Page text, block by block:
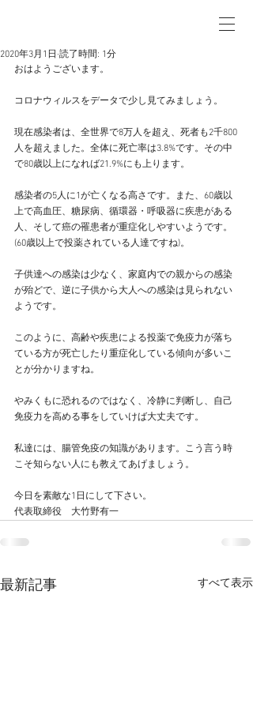
2020年3月1日 読了時間: 1分
おはようございます。
コロナウィルスをデータで少し見てみましょう。
現在感染者は、全世界で8万人を超え、死者も2千800
人を超えました。全体に死亡率は3.8%です。その中
で80歳以上になれば21.9%にも上ります。
感染者の5人に1が亡くなる高さです。また、60歳以
上で高血圧、糖尿病、循環器・呼吸器に疾患がある
人、そして癌の罹患者が重症化しやすいようです。
(60歳以上で投薬されている人達ですね)。
子供達への感染は少なく、家庭内での親からの感染
が殆どで、逆に子供から大人への感染は見られない
ようです。
このように、高齢や疾患による投薬で免疫力が落ち
ている方が死亡したり重症化している傾向が多いこ
とが分かりますね。
やみくもに恐れるのではなく、冷静に判断し、自己
免疫力を高める事をしていけば大丈夫です。
私達には、腸管免疫の知識があります。こう言う時
こそ知らない人にも教えてあげましょう。
今日を素敵な1日にして下さい。
代表取締役　大竹野有一
最新記事 すべて表示